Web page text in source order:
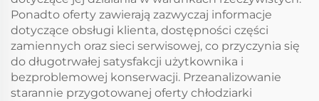
Ponadto oferty zawierają zazwyczaj informacje
dotyczące obsługi klienta, dostępności części
zamiennych oraz sieci serwisowej, co przyczynia się
do długotrwałej satysfakcji użytkownika i
bezproblemowej konserwacji. Przeanalizowanie
starannie przygotowanej oferty chłodziarki